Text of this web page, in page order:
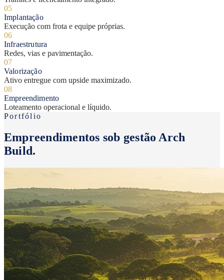
05
Implantação
Execução com frota e equipe próprias.
06
Infraestrutura
Redes, vias e pavimentação.
07
Valorização
Ativo entregue com upside maximizado.
08
Empreendimento
Loteamento operacional e líquido.
Portfólio
Empreendimentos sob gestão Arch
Build.